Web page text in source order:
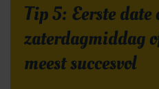
Tip 5: Eerste date
zaterdagmiddag
meest succesvol